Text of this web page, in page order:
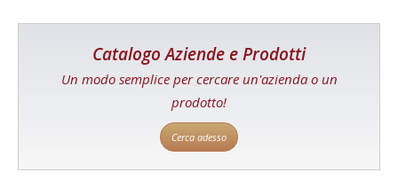
Catalogo Aziende e Prodotti
Un modo semplice per cercare un'azienda o un
prodotto!
Cerca adesso